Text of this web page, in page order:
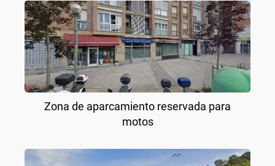
Zona de aparcamiento reservada para
motos